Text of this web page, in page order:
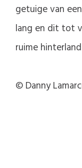
getuige van
lang en dit tot
ruime
© Danny